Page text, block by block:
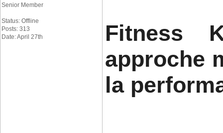
Senior Member
Status: Offline
Posts: 313
Date: April 27th
Fitness
approche
la